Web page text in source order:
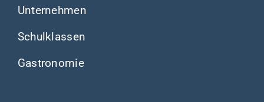
Unternehmen
Schulklassen
Gastronomie